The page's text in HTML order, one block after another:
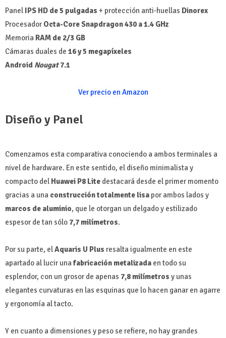
Panel IPS HD de 5 pulgadas + protección anti-huellas Dinorex
Procesador Octa-Core Snapdragon 430 a 1.4 GHz
Memoria RAM de 2/3 GB
Cámaras duales de 16 y 5 megapíxeles
Android Nougat7.1
Ver precio en Amazon
Diseño y Panel
Comenzamos esta comparativa conociendo a ambos terminales a
nivel de hardware. En este sentido, el diseño minimalista y
compacto del Huawei P8 Lite destacará desde el primer momento
gracias a una construcción totalmente lisa por ambos lados y
marcos de aluminio, que le otorgan un delgado y estilizado
espesor de tan sólo 7,7 milímetros.
Por su parte, elAquaris U Plus resalta igualmente en este
apartado al lucir unafabricación metalizada en todo su
esplendor, con un grosor de apenas 7,8 milímetros y unas
elegantes curvaturas en las esquinas que lo hacen ganar en agarre
y ergonomía al tacto.
Y en cuanto a dimensiones y peso se refiere, no hay grandes